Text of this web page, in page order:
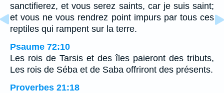
sanctifierez, et vous serez saints, car je suis saint;
et vous ne vous rendrez point impurs par tous ces
reptiles qui rampent sur la terre.
Psaume 72:10
Les rois de Tarsis et des îles paieront des tributs,
Les rois de Séba et de Saba offriront des présents.
Proverbes 21:18